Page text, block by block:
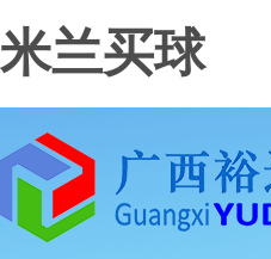
米兰买球